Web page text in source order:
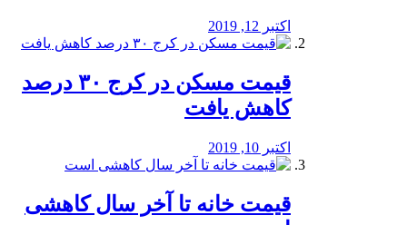
اکتبر 12, 2019
️قیمت مسکن در کرج ۳۰ درصد
کاهش یافت
اکتبر 10, 2019
قیمت خانه تا آخر سال کاهشی